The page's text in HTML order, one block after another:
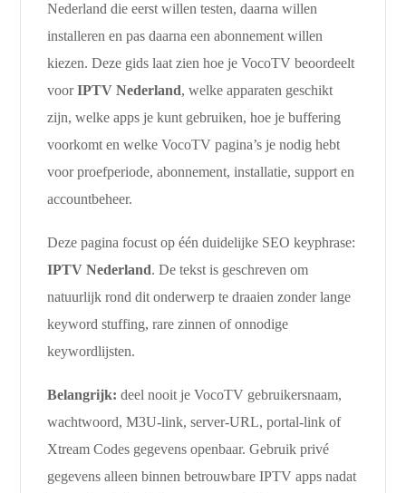
Nederland die eerst willen testen, daarna willen
installeren en pas daarna een abonnement willen
kiezen. Deze gids laat zien hoe je VocoTV beoordeelt
voorIPTV Nederland, welke apparaten geschikt
zijn, welke apps je kunt gebruiken, hoe je buffering
voorkomt en welke VocoTV pagina’s je nodig hebt
voor proefperiode, abonnement, installatie, support en
accountbeheer.
Deze pagina focust op één duidelijke SEO keyphrase:
IPTV Nederland. De tekst is geschreven om
natuurlijk rond dit onderwerp te draaien zonder lange
keyword stuffing, rare zinnen of onnodige
keywordlijsten.
Belangrijk: deel nooit je VocoTV gebruikersnaam,
wachtwoord, M3U-link, server-URL, portal-link of
Xtream Codes gegevens openbaar. Gebruik privé
gegevens alleen binnen betrouwbare IPTV apps nadat